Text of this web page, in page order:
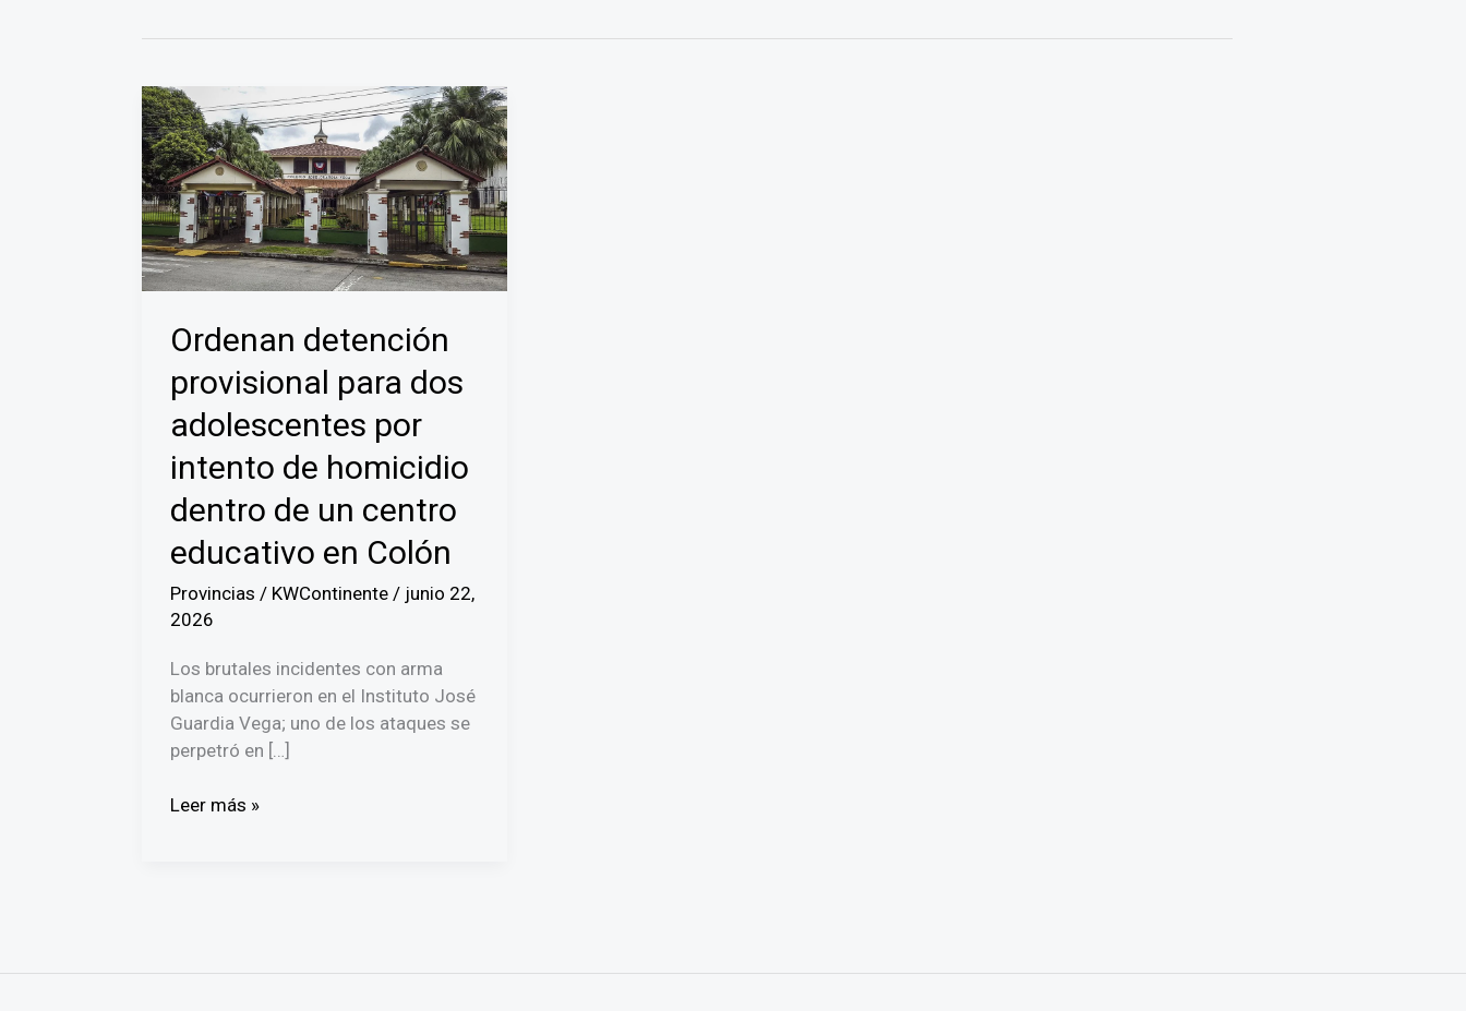
Ordenan detención
provisional para dos
adolescentes por
intento de homicidio
dentro de un centro
educativo en Colón
Provincias / KWContinente / junio 22,
2026
Los brutales incidentes con arma
blanca ocurrieron en el Instituto José
Guardia Vega; uno de los ataques se
perpetró en […]
Ordenan
por
Leer más »